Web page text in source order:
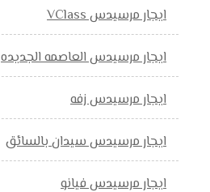
ايجار مرسيدس VClass
ايجار مرسيدس العاصمه الجديده
ايجار مرسيدس زفه
ايجار مرسيدس سيدان بالسائق
ايجار مرسيدس فيانو